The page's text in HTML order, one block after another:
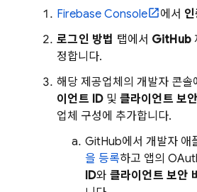
Firebase Console 에서
로그인 방법 탭에서 GitHub
정합니다.
해당 제공업체의 개발자 콘솔
이언트 ID및 클라이언트 보
업체 구성에 추가합니다.
GitHub에서 개발자 애
을 등록하고 앱의
ID와 클라이언트 보안